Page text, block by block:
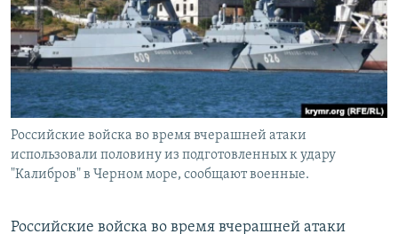
ПОБЕДИТЕЛЕЙ НЕ СУДЯТ?
КРЫМ.НЕПОКОРЕННЫЙ
УКРАИНСКАЯ ПРОБЛЕМА КРЫМА
ПРИСОЕДИНЯЙТЕСЬ!
Все сайты RFE/RL
Российские войска во время вчерашней атаки
использовали половину из подготовленных к удару
"Калибров" в Черном море, сообщают военные.
Российские войска во время вчерашней атаки